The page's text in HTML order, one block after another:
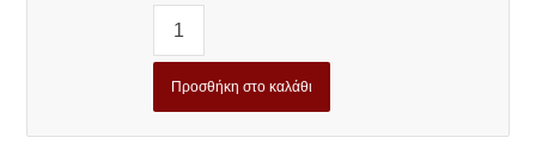
Προσθήκη στο καλάθι